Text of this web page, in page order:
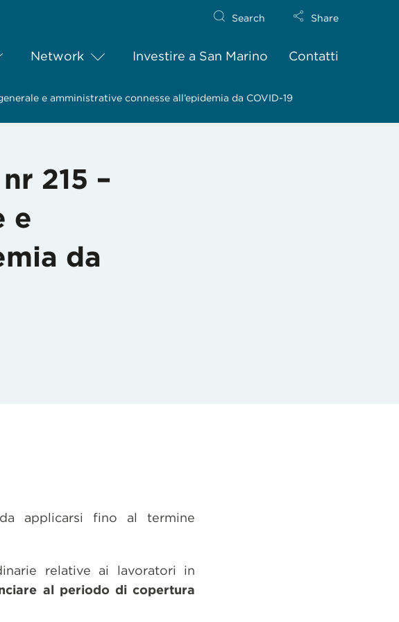
Network Investire a San Marino Contatti
Search Share
e amministrative connesse all’epidemia da COVID-19
215 –
e
da
applicarsi fino al termine
relative ai lavoratori in
al periodo di copertura